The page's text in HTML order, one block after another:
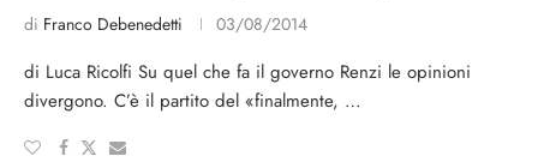
di Franco Debenedetti 03/08/2014
di Luca Ricolfi Su quel che fa il governo Renzi le opinioni
divergono. C’è il partito del «finalmente, …